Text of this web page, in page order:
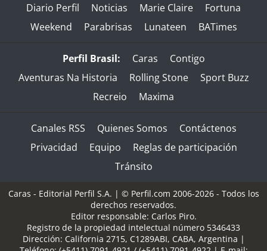
Diario Perfil Noticias Marie Claire
Fortuna
Weekend
Parabrisas Lunateen BATimes
Perfil Brasil: Caras
Contigo
Aventuras Na Historia
Rolling Stone
Sport Buzz
Recreio
Maxima
Canales RSS Quienes Somos
Contáctenos
Privacidad
Equipo
Reglas de participación
Tránsito
Caras - Editorial Perfil S.A. | © Perfil.com 2006-2026 - Todos los
derechos reservados.
Editor responsable: Carlos Piro.
Registro de la propiedad intelectual número 5346433
Dirección: California 2715, C1289ABI, CABA, Argentina |